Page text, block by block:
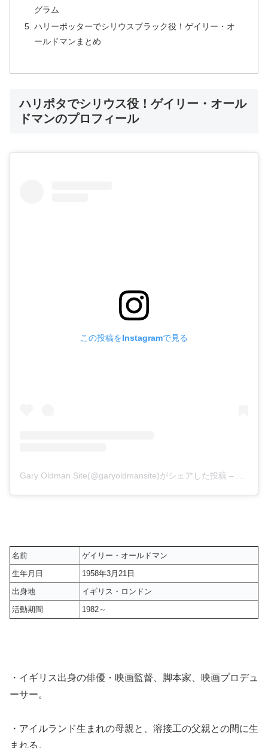
グラム
ハリーポッターでシリウスブラック役！ゲイリー・オ
ールドマンまとめ
ハリポタでシリウス役！ゲイリー・オール
ドマンのプロフィール
この投稿をInstagramで見る
Gary Oldman Site(@garyoldmansite)がシェアした投稿 –
名前
ゲイリー・オールドマン
生年月日
1958年3月21日
出身地
イギリス・ロンドン
活動期間
1982～
・イギリス出身の俳優・映画監督、脚本家、映画プロデュ
ーサー。
・アイルランド生まれの母親と、溶接工の父親との間に生
まれる。